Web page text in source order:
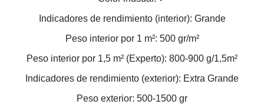
Indicadores de rendimiento (interior): Grande
Peso interior por 1 m²: 500 gr/m²
Peso interior por 1,5 m² (Experto): 800-900 g/1,5m²
Indicadores de rendimiento (exterior): Extra Grande
Peso exterior: 500-1500 gr